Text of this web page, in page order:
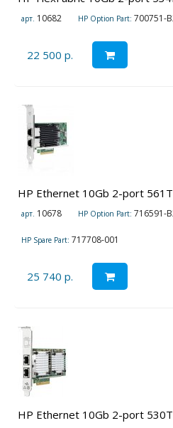
арт. 10682 HP Option Part: 700751-
22 500 р.
HP Ethernet 10Gb 2-port
арт. 10678 HP Option Part: 716591-
HP Spare Part: 717708-001
25 740 р.
HP Ethernet 10Gb 2-port